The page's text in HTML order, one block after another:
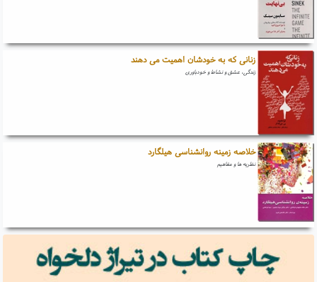
زنانی که به خودشان اهمیت می دهند
زندگی، عشق و نشاط و خودباوری
خلاصه زمینه روانشناسی هیلگارد
نظریه ها و مفاهیم